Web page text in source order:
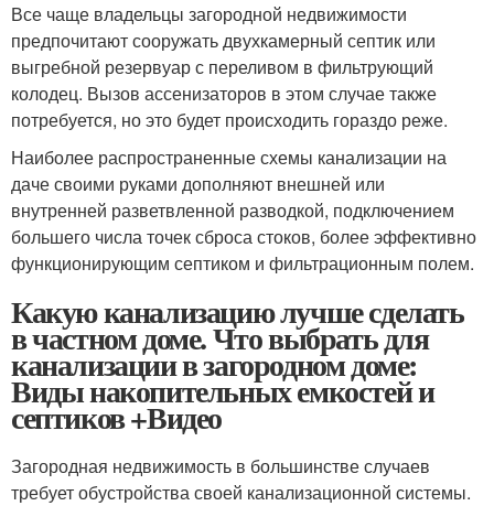
Все чаще владельцы загородной недвижимости
предпочитают сооружать двухкамерный септик или
выгребной резервуар с переливом в фильтрующий
колодец. Вызов ассенизаторов в этом случае также
потребуется, но это будет происходить гораздо реже.
Наиболее распространенные схемы канализации на
даче своими руками дополняют внешней или
внутренней разветвленной разводкой, подключением
большего числа точек сброса стоков, более эффективно
функционирующим септиком и фильтрационным полем.
Какую канализацию лучше сделать
в частном доме. Что выбрать для
канализации в загородном доме:
Виды накопительных емкостей и
септиков +Видео
Загородная недвижимость в большинстве случаев
требует обустройства своей канализационной системы.